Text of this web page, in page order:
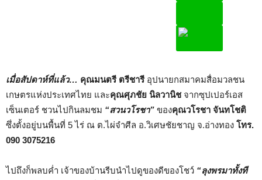
เมื่อสัปดาห์ที่แล้ว… คุณมนตรี ตรีชารีอุปนายกสมาคมสื่อมวลชน
เกษตรแห่งประเทศไทย และคุณศุภชัย นิลวานิชจากซุปเปอร์เอส
เซ็นเตอร์ ชวนไปกินลมชม “สวนวโรชา” ของคุณวโรชา จันทโชติ
ซึ่งตั้งอยู่บนพื้นที่ 5 ไร่ ณ ต.ไผ่จำศีล อ.วิเศษชัยชาญ จ.อ่างทอง โทร.
090 3075216
ไปถึงก็พลบค่ำ เจ้าของบ้านรีบนำไปดูของดีของโชว์ “ลุงพรมาทั้งที